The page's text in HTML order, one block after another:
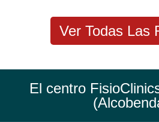
Ver Todas Las
El centro